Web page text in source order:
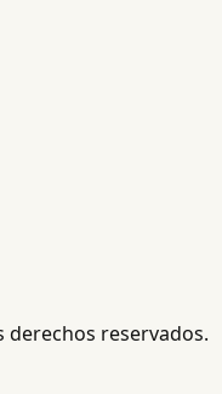
derechos reservados.